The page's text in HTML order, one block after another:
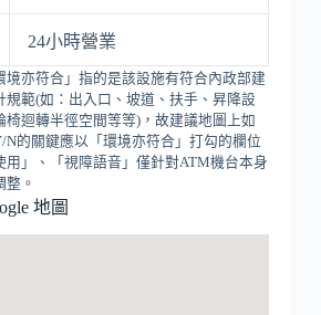
24小時營業
境亦符合」指的是該設施有符合內政部建
規範(如：出入口、坡道、扶手、昇降設
椅迴轉半徑空間等等)，故建議地圖上如
N的關鍵應以「環境亦符合」打勾的欄位
用」、「視障語音」僅針對ATM機台本身
整。
地圖